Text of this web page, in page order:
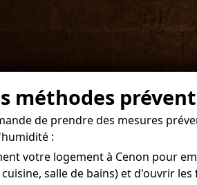
de prendre des mesures
:
votre logement à Cenon pour
salle de bains) et d'ouvrir